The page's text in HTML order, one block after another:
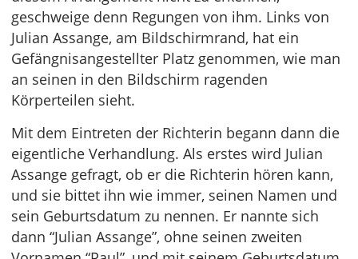
geschweige denn Regungen von ihm. Links von
Julian Assange, am Bildschirmrand, hat ein
Gefängnisangestellter Platz genommen, wie man
an seinen in den Bildschirm ragenden
Körperteilen sieht.
Mit dem Eintreten der Richterin begann dann die
eigentliche Verhandlung. Als erstes wird Julian
Assange gefragt, ob er die Richterin hören kann,
und sie bittet ihn wie immer, seinen Namen und
sein Geburtsdatum zu nennen. Er nannte sich
dann “Julian Assange”, ohne seinen zweiten